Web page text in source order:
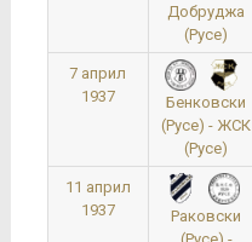
Добруджа
(Русе)
7 април
1937
Бенковски
(Русе) - ЖСК
(Русе)
11 април
1937
Раковски